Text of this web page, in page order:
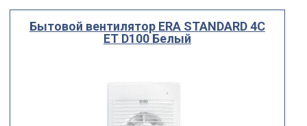
Бытовой вентилятор ERA STANDARD 4C
ET D100 Белый